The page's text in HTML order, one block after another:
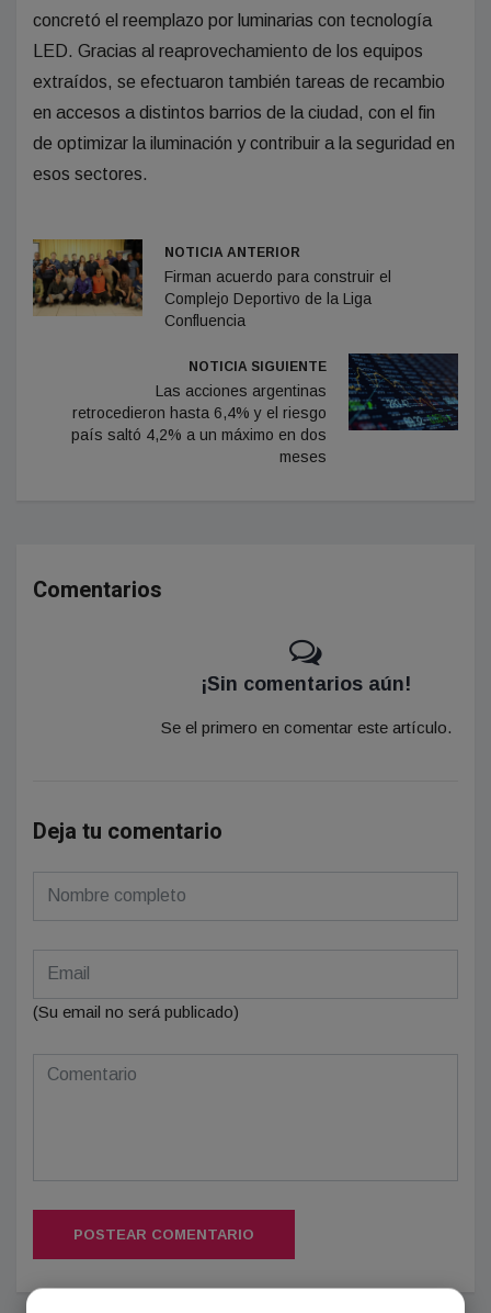
concretó el reemplazo por luminarias con tecnología
LED. Gracias al reaprovechamiento de los equipos
extraídos, se efectuaron también tareas de recambio
en accesos a distintos barrios de la ciudad, con el fin
de optimizar la iluminación y contribuir a la seguridad en
esos sectores.
NOTICIA ANTERIOR
Firman acuerdo para construir el
Complejo Deportivo de la Liga
Confluencia
NOTICIA SIGUIENTE
Las acciones argentinas
retrocedieron hasta 6,4% y el riesgo
país saltó 4,2% a un máximo en dos
meses
Comentarios
¡Sin comentarios aún!
Se el primero en comentar este artículo.
Deja tu comentario
(Su email no será publicado)
POSTEAR COMENTARIO